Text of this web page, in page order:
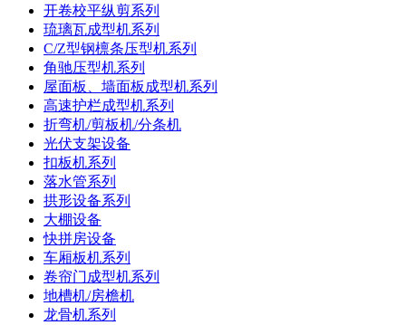
开卷校平纵剪系列
琉璃瓦成型机系列
C/Z型钢檩条压型机系列
角驰压型机系列
屋面板、墙面板成型机系列
高速护栏成型机系列
折弯机/剪板机/分条机
光伏支架设备
扣板机系列
落水管系列
拱形设备系列
大棚设备
快拼房设备
车厢板机系列
卷帘门成型机系列
地槽机/房檐机
龙骨机系列